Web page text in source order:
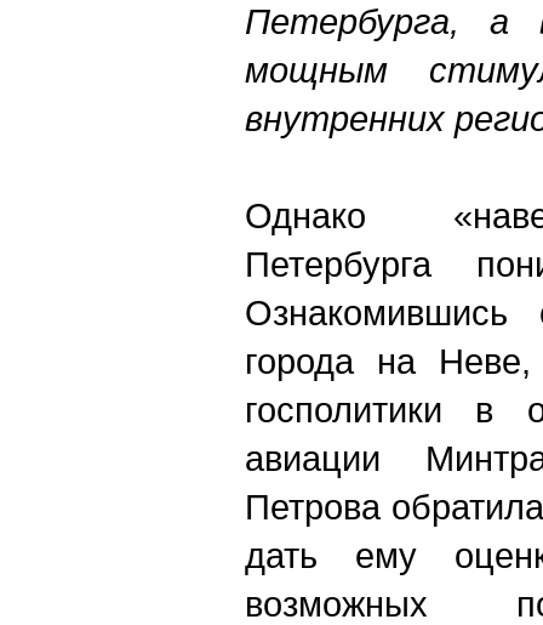
Петербурга,
мощным
внутренних
Однако
Петербурга
города на
госполитики в
авиации
Петрова
дать ему
возможных